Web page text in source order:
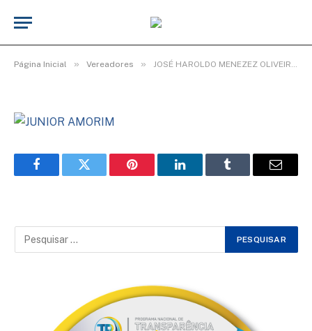
Página Inicial » Vereadores » JOSÉ HAROLDO MENEZEZ OLIVEIRA JUNIOR (JUNIOR AMORIM)
FacebookTwitter Pinterest LinkedInTumblr Email